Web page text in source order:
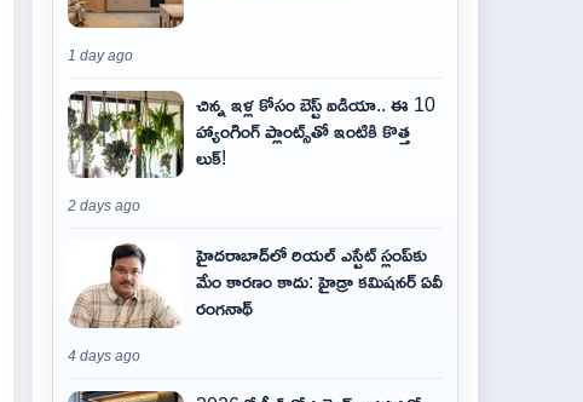
1 day ago
చిన్న ఇళ్ల కోసం బెస్ట్ ఐడియా.. ఈ 10
హ్యాంగింగ్ ప్లాంట్స్‌తో ఇంటికి కొత్త
లుక్!
2 days ago
హైదరాబాద్‌లో రియల్ ఎస్టేట్ స్లంప్‌కు
మేం కారణం కాదు: హైడ్రా కమిషనర్ ఏవీ
రంగనాథ్
4 days ago